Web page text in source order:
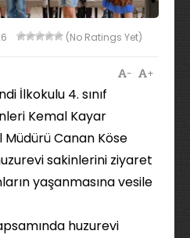
(No Ratings Yet)
+
-
İlkokulu 4. sınıf
Kemal Kayar
Canan Köse
sakinlerini ziyaret
yaşanmasına vesile
huzurevi